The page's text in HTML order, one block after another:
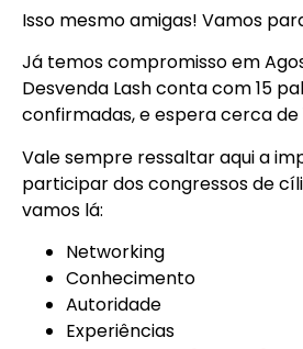
Isso mesmo amigas! Vamos
Já temos compromisso em
Desvenda Lash conta com 15
confirmadas, e espera cerca de
Vale sempre ressaltar aqui a
participar dos congressos de
vamos lá:
Networking
Conhecimento
Autoridade
Experiências